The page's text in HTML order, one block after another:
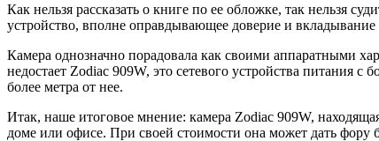
Как нельзя рассказать о книге по ее обложке, так нельзя
устройство, вполне оправдывающее доверие и вкладывание
Камера однозначно порадовала как своими аппаратными
недостает Zodiac 909W, это сетевого устройства питания
более метра от нее.
Итак, наше итоговое мнение: камера Zodiac 909W,
доме или офисе. При своей стоимости она может дать фору